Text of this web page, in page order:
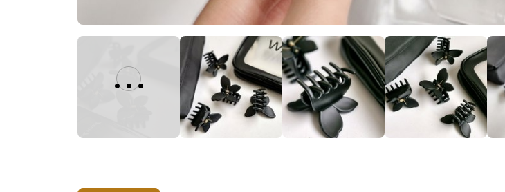
...